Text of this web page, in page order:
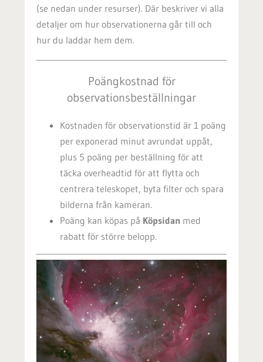
(se nedan under resurser). Där beskriver vi alla
detaljer om hur observationerna går till och
hur du laddar hem dem.
Poängkostnad för
observationsbeställningar
Kostnaden för observationstid är 1 poäng
per exponerad minut avrundat uppåt,
plus 5 poäng per beställning för att
täcka overheadtid för att flytta och
centrera teleskopet, byta filter och spara
bilderna från kameran.
Poäng kan köpas på Köpsidan med
rabatt för större belopp.